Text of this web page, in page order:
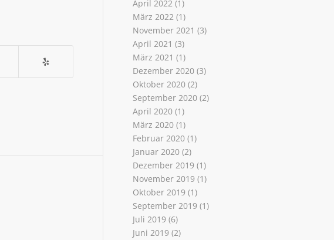
April 2022 (1)
März 2022 (1)
November 2021 (3)
April 2021 (3)
März 2021 (1)
Dezember 2020 (3)
Oktober 2020 (2)
September 2020 (2)
April 2020 (1)
März 2020 (1)
Februar 2020 (1)
Januar 2020 (2)
Dezember 2019 (1)
November 2019 (1)
Oktober 2019 (1)
September 2019 (1)
Juli 2019 (6)
Juni 2019 (2)